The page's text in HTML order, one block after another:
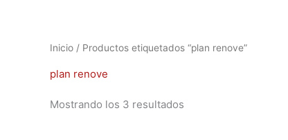
Inicio / Productos etiquetados “plan renove”
plan renove
Mostrando los 3 resultados
Ordenado
por